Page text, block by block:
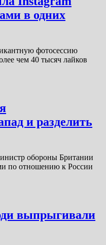
в одних
фотосессию
чем 40 тысяч лайков
и разделить
обороны Британии
по отношению к России
выпрыгивали